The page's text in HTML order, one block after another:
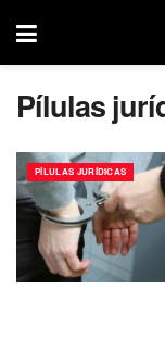
Pílulas
PÍLULAS JURÍDICAS